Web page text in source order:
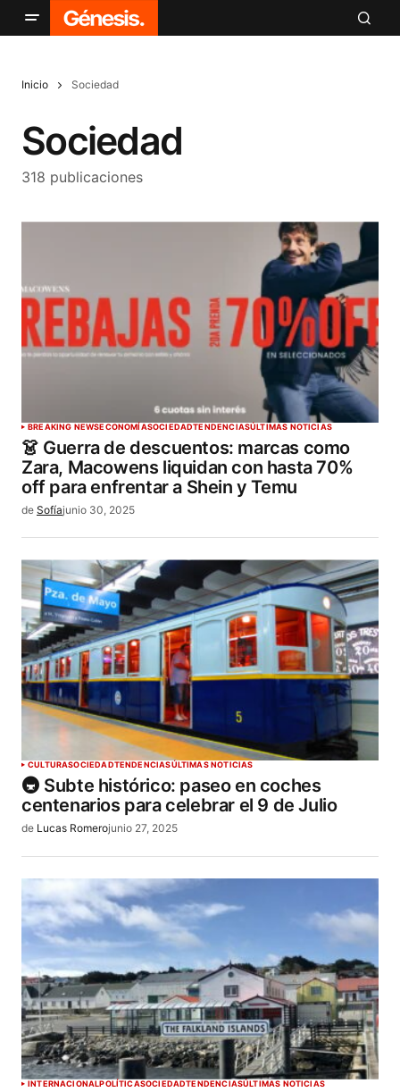
Inicio Sociedad
Sociedad
318 publicaciones
BREAKING NEWSECONOMÍASOCIEDADTENDENCIASÚLTIMAS NOTICIAS
👗 Guerra de descuentos: marcas como
Zara, Macowens liquidan con hasta 70%
off para enfrentar a Shein y Temu
de Sofíajunio 30, 2025
CULTURASOCIEDADTENDENCIASÚLTIMAS NOTICIAS
🚇 Subte histórico: paseo en coches
centenarios para celebrar el 9 de Julio
de Lucas Romerojunio 27, 2025
INTERNACIONALPOLÍTICASOCIEDADTENDENCIASÚLTIMAS NOTICIAS